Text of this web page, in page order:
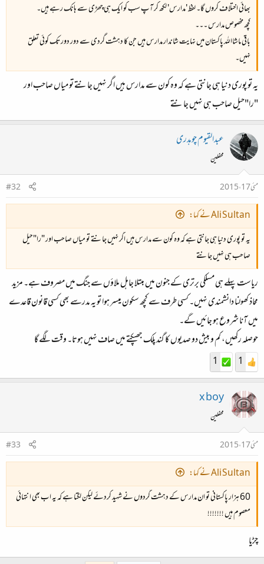
بھائی اختلاف کروں گا۔ لفظ 'مدارس' لکھ کر آپ سب کو ایک ہی چھڑی سے ہانک رہے ہیں۔
کچھ مخصوص مدارس ۔۔۔
باقی ماشااللہ پاکستان میں نہایت شاندار مدارس ہیں جن کا دہشت گردی سے دور دور تک کوئی تعلق
نہیں۔
یہ تو پوری دنیا ہی جانتی ہے کہ وہ کون سے مدارس ہیں اگر نہیں جانتے تو میاں صاحب اور
"را"حیل صاحب ہی نہیں جانتے
عبدالقیوم چوہدری
محفلین
مئی 17، 2015
#32
Ali Sultan نے کہا:
یہ تو پوری دنیا ہی جانتی ہے کہ وہ کون سے مدارس ہیں اگر نہیں جانتے تو میاں صاحب اور "را"حیل
صاحب ہی نہیں جانتے
ریاست پہلے ہی مسلکی برتری کے جنون میں مبتلا جاہل ملاؤں سے جنگ میں مصروف ہے۔ مزید
محاذ کھولنا دانشمندی نہیں۔ کسی طرف سے کچھ سکون میسر ہوا تو یہ مدرسے بھی کسی قانون قاعدے
میں آنا شروع ہو جائیں گے۔
حوصلہ رکھیں، کم و بیش دو صدیوں کا گند پلک جھپکتے میں صاف نہیں ہوتا۔ وقت لگے گا
1
1
x boy
محفلین
مئی 17، 2015
#33
Ali Sultan نے کہا:
60 ہزار پاکستانی تو ان مدارس کے دہشت گردوں نے شہید کردئے لیکن لگتا ہے کہ یہ اب بھی انتہائی
معصوم ہیں !!!!!!!
چڑیا